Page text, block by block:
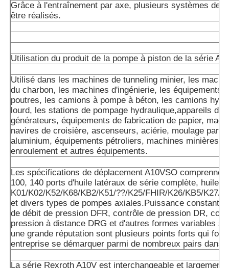
Grâce à l'entraînement par axe, plusieurs systèmes de
être réalisés.
Utilisation du produit de la pompe à piston de la série
Utilisé dans les machines de tunneling minier, les
du charbon, les machines d'ingénierie, les équipements
poutres, les camions à pompe à béton, les camions
lourd, les stations de pompage hydraulique,appareils de
générateurs, équipements de fabrication de papier,
navires de croisière, ascenseurs, aciérie, moulage par
aluminium, équipements pétroliers, machines
enroulement et autres équipements.
Les spécifications de déplacement A10VSO
100, 140 ports d'huile latéraux de série complète, huile
K01/K02/K52/K68/KB2/K51/??/K25/FHIR/K26/KB5/K27/
et divers types de pompes axiales.Puissance constante
de débit de pression DFR, contrôle de pression DR,
pression à distance DRG et d'autres formes variables
une grande réputation sont plusieurs points forts qui font
entreprise se démarquer parmi de nombreux pairs dans
La série Rexroth A10V est interchangeable et largement